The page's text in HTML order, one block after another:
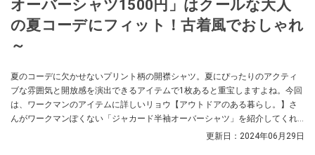
オーバーシャツ1500円」はクールな大人
の夏コーデにフィット！古着風でおしゃれ
～
夏のコーデに欠かせないプリント柄の開襟シャツ。夏にぴったりのアクティ
ブな雰囲気と開放感を演出できるアイテムで1枚あると重宝しますよね。今回
は、ワークマンのアイテムに詳しいリョウ【アウトドアのある暮らし。】さ
んがワークマンぽくない「ジャカード半袖オーバーシャツ」を紹介してくれ
ました！ 安価な値段と古着風のデザインが魅力なんだとか。ぜひチェックし
更新日： 2024年06月29日